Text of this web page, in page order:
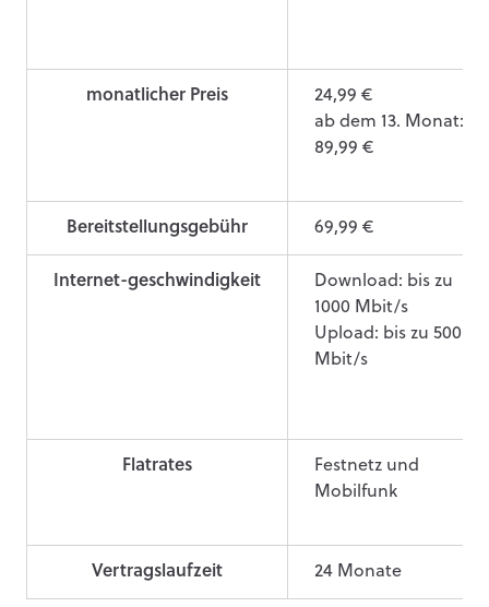
monatlicher Preis
24,99 €
ab dem 13. Monat:
89,99 €
Bereitstellungsgebühr 69,99 €
Internet-geschwindigkeit
Download: bis zu
1000 Mbit/s
Upload: bis zu 500
Mbit/s
Flatrates
Festnetz und
Mobilfunk
Vertragslaufzeit 24 Monate